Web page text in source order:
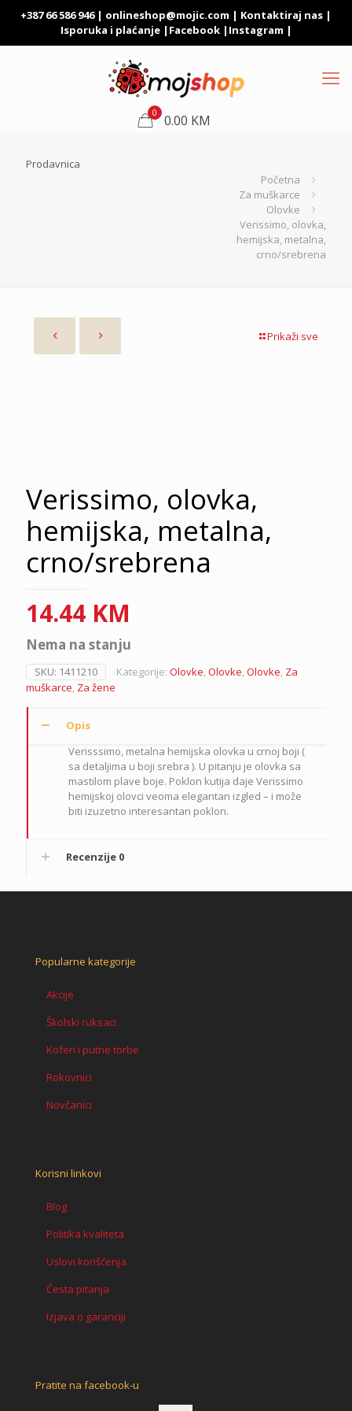
+387 66 586 946 | onlineshop@mojic.com | Kontaktiraj nas |
Isporuka i plaćanje| Facebook| Instagram |
0 0.00 KM
Prodavnica
Početna
Za muškarce
Olovke
Verissimo, olovka,
hemijska, metalna,
crno/srebrena
Prikaži sve
Verissimo, olovka,
hemijska, metalna,
crno/srebrena
14.44 KM
Nema na stanju
SKU: 1411210 Kategorije: Olovke,Olovke,Olovke, Za
muškarce, Za žene
Opis
Verisssimo, metalna hemijska olovka u crnoj boji (
sa detaljima u boji srebra ). U pitanju je olovka sa
mastilom plave boje. Poklon kutija daje Verissimo
hemijskoj olovci veoma elegantan izgled – i može
biti izuzetno interesantan poklon.
Recenzije 0
Popularne kategorije
Akcije
Školski ruksaci
Koferi i putne torbe
Rokovnici
Novčanici
Korisni linkovi
Blog
Politika kvaliteta
Uslovi korišćenja
Česta pitanja
Izjava o garanciji
Pratite na facebook-u